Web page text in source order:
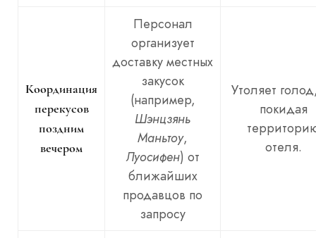
Координация
перекусов
поздним
вечером
Персонал
организует
доставку местных
закусок
(например,
Шэнцзянь
Маньтоу,
Луосифен) от
ближайших
продавцов по
запросу
Утоляет
покидая
отеля.